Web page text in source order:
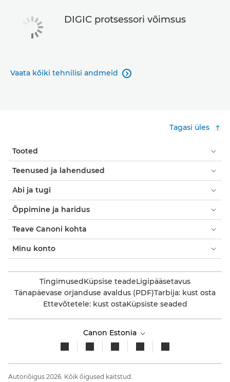
DIGIC protsessori võimsus
Vaata kõiki tehnilisi andmeid 
Tagasi üles
Tooted
Teenused ja lahendused
Abi ja tugi
Õppimine ja haridus
Teave Canoni kohta
Minu konto
Tingimused Küpsise teadeLigipääsetavus
Tänapäevase orjanduse avaldus (PDF)Tarbija: kust osta
Ettevõtetele: kust ostaKüpsiste seaded
Canon Estonia
Autoriõigus 2026. Kõik õigused kaitstud.